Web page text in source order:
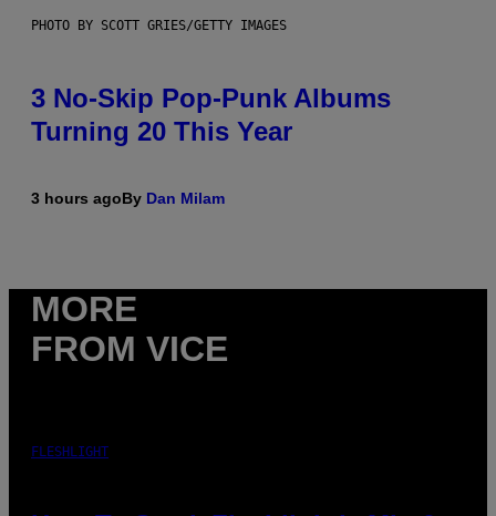
PHOTO BY SCOTT GRIES/GETTY IMAGES
3 No-Skip Pop-Punk Albums
Turning 20 This Year
3 hours agoBy Dan Milam
MORE
FROM VICE
FLESHLIGHT